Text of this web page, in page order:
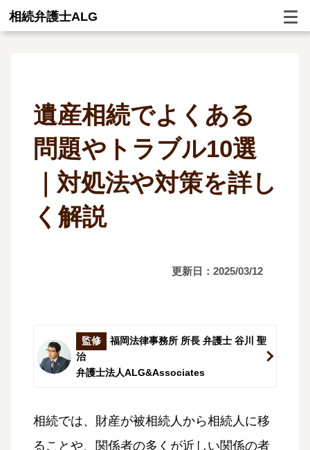
相続弁護士ALG
遺産相続でよくある
問題やトラブル10選
｜対処法や対策を詳し
く解説
更新日：2025/03/12
監修
福岡法律事務所 所長 弁護士 谷川 聖
治
弁護士法人ALG&Associates
相続では、財産が被相続人から相続人に移
ることや、関係者の多くが近しい関係の者